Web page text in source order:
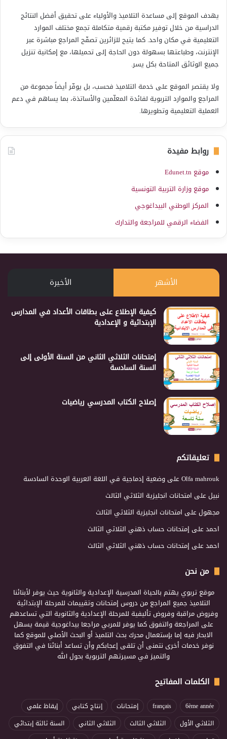
يهدف الموقع إلى مساعدة التلاميذ والأولياء على تحقيق أفضل النتائج
الدراسية من خلال توفير مكتبة رقمية متكاملة تجمع مختلف الموارد
التعليمية في مكان واحد. كما يتيح للزائرين تصفّح المراجع مباشرة عبر
الإنترنت، وطباعتها بسهولة دون الحاجة إلى تحميلها، مع إمكانية تنزيل
جميع الوثائق المتاحة بكل يسر.
ولا يقتصر الموقع على خدمة التلاميذ فحسب، بل يوفّر أيضاً مجموعة من
المراجع والموارد التربوية لفائدة المعلّمين والأساتذة، بما يساهم في دعم
العملية التعليمية وتطويرها.
روابط مفيدة
موقع Edunet.tn
موقع وزارة التربية التونسية
المركز الوطني البيداغوجي
الفضاء الرقمي للمراجعة والتدارك
الأشهر الأخيرة
كيفية الإطلاع على بطاقات الأعداد في المدارس
الإبتدائية و الإعدادية
إمتحانات الثلاثي الثاني من السنة الأولى إلى
السنة السادسة
إصلاح الكتاب المدرسي رياضيات
تعليقاتكم
Olfa mahroukعلى وضعية إدماجية في اللغة العربية الوحدة السادسة
نبيلعلى امتحانات انجليزية الثلاثي الثالث
مجهولعلى امتحانات انجليزية الثلاثي الثالث
احمدعلى إمتحانات حساب ذهني الثلاثي الثالث
احمدعلى إمتحانات حساب ذهني الثلاثي الثالث
من نحن
موقع تربوي يهتم بالحياة المدرسية الإعدادية والثانوية حيث يوفر لأبنائنا
التلاميذ جميع المراجع من دروس إمتحانات وتقييمات للمرحلة الإبتدائية
وفروض مراقبة وفروض تأليفية للمرحلة الإعدادية والثانوية التي تساعدهم
على المراجعة والتفوق كما يوفر للمربي مراجعا بيداغوجية قيمة يسهل
الابحار فيه إما بإستعمال محرك بحث التلميذ أو البحث الأصلي للموقع كما
نوفر خدمات أخرى نتمنى أن تلقى إعجابكم وأن تساعد أبنائنا في التفوق
والتميز في مسيرتهم التربوية بحول الله
الكلمات المفاتيح
6ème année
français إمتحانات إنتاج كتابي
إيقاظ علمي
الثلاثي الأول
الثلاثي الثالث الثلاثي الثاني
السنة ثالثة إبتدائي